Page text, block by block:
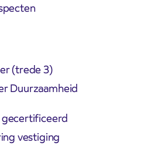
(trede 3)
Duurzaamheid
gecertificeerd
vestiging